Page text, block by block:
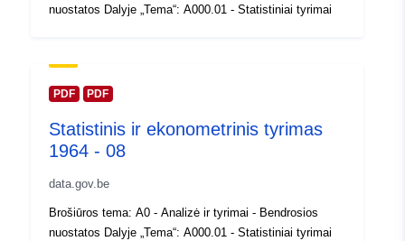
Erdviniai
duomenys:
]
Identifikatoriai: Q11755#ID
nuostatos Dalyje „Tema“: A000.01 - Statistiniai tyrimai
PDF PDF
Statistinis ir ekonometrinis tyrimas
1964 - 08
data.gov.be
Brošiūros tema: A0 - Analizė ir tyrimai - Bendrosios
nuostatos Dalyje „Tema“: A000.01 - Statistiniai tyrimai